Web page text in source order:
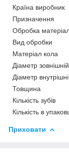
Країна виробник
Призначення
Обробка
Вид обробки
Матеріал кола
Діаметр зовнішній
Діаметр
Товщина
Кількість зубів
Кількість в
Приховати